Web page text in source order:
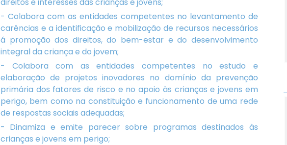
- Colabora com as entidades competentes no levantamento de
carências e a identificação e mobilização de recursos necessários
á promoção dos direitos, do bem-estar e do desenvolvimento
integral da criança e do jovem;
- Colabora com as entidades competentes no estudo e
elaboração de projetos inovadores no domínio da prevenção
primária dos fatores de risco e no apoio às crianças e jovens em
perigo, bem como na constituição e funcionamento de uma rede
de respostas sociais adequadas;
- Dinamiza e emite parecer sobre programas destinados às
crianças e jovens em perigo;